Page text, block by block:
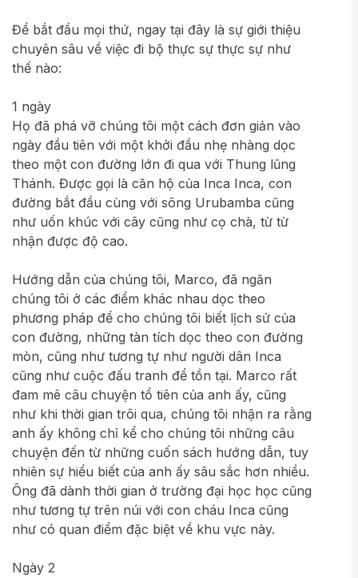
Để bắt đầu mọi thứ, ngay tại đây là sự giới thiệu
chuyên sâu về việc đi bộ thực sự thực sự như
thế nào:
1 ngày
Họ đã phá vỡ chúng tôi một cách đơn giản vào
ngày đầu tiên với một khởi đầu nhẹ nhàng dọc
theo một con đường lớn đi qua với Thung lũng
Thánh. Được gọi là căn hộ của Inca Inca, con
đường bắt đầu cùng với sông Urubamba cũng
như uốn khúc với cây cũng như cọ chà, từ từ
nhận được độ cao.
Hướng dẫn của chúng tôi, Marco, đã ngăn
chúng tôi ở các điểm khác nhau dọc theo
phương pháp để cho chúng tôi biết lịch sử của
con đường, những tàn tích dọc theo con đường
mòn, cũng như tương tự như người dân Inca
cũng như cuộc đấu tranh để tồn tại. Marco rất
đam mê câu chuyện tổ tiên của anh ấy, cũng
như khi thời gian trôi qua, chúng tôi nhận ra rằng
anh ấy không chỉ kể cho chúng tôi những câu
chuyện đến từ những cuốn sách hướng dẫn, tuy
nhiên sự hiểu biết của anh ấy sâu sắc hơn nhiều.
Ông đã dành thời gian ở trường đại học học cũng
như tương tự trên núi với con cháu Inca cũng
như có quan điểm đặc biệt về khu vực này.
Ngày 2